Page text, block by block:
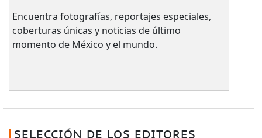
Encuentra fotografías, reportajes especiales,
coberturas únicas y noticias de último
momento de México y el mundo.
SELECCIÓN DE LOS EDITORES